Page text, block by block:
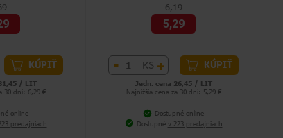
KÚPIŤ
/ LIT
30 dní: 6,29 €
online
predajniach
6,19
5,29
- KS + KÚPIŤ
Jedn. cena 26,45 / LIT
Najnižšia cena za 30 dní: 5,29 €
Dostupné online
Dostupné v 223 predajniach